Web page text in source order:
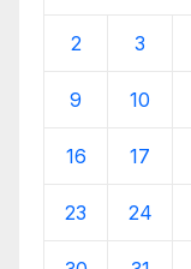
2 3
9 10
16 17
23 24